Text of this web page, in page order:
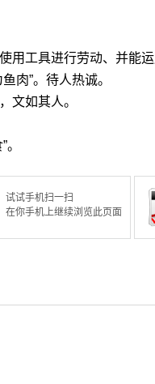
用工具进行劳动、并能
肉”。待人热诚。
文如其人。
试试手机扫一扫
在你手机上继续浏览此页面